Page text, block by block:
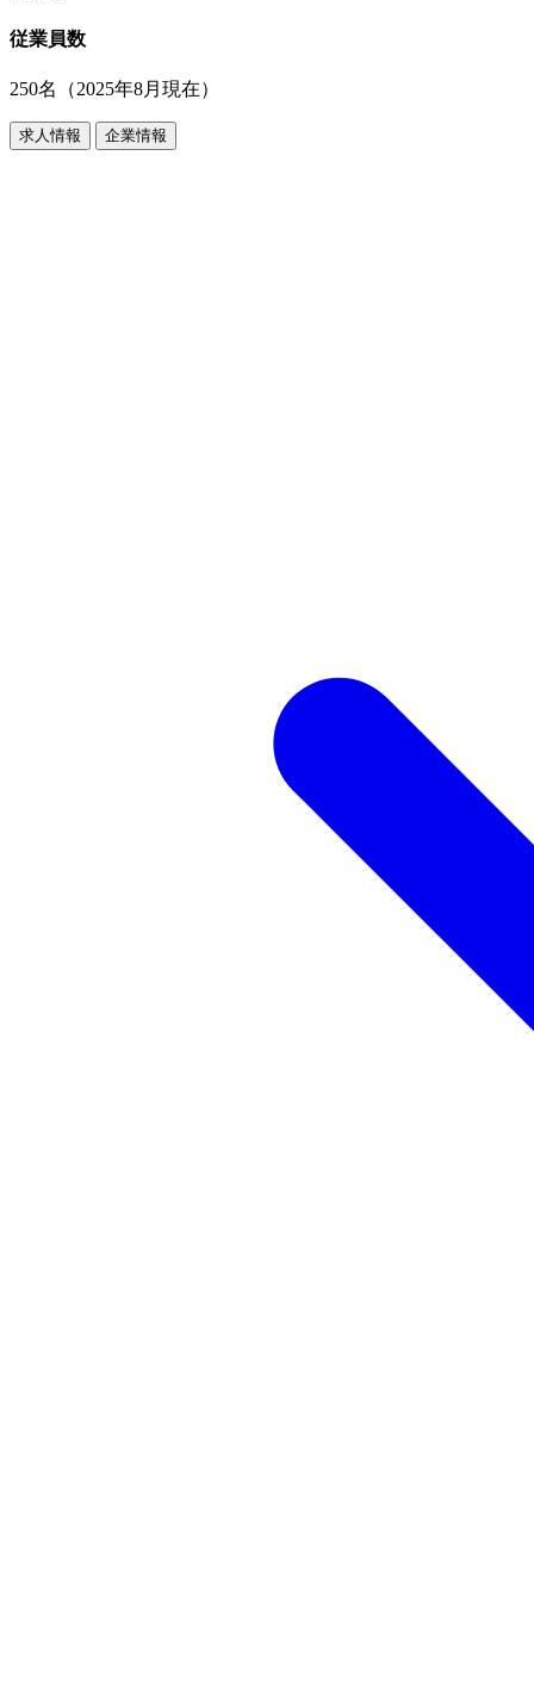
従業員数
250名（2025年8月現在）
求人情報 企業情報